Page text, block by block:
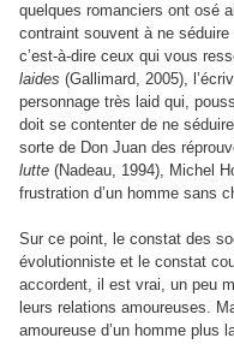
quelques romanciers ont osé
contraint souvent à ne
c’est-à-dire ceux qui vous
laides (Gallimard, 2005),
personnage très laid qui,
doit se contenter de ne
sorte de Don Juan des
lutte (Nadeau, 1994), Michel
frustration d’un homme sans
Sur ce point, le constat des
évolutionniste et le constat
accordent, il est vrai, un peu
leurs relations amoureuses.
amoureuse d’un homme plus